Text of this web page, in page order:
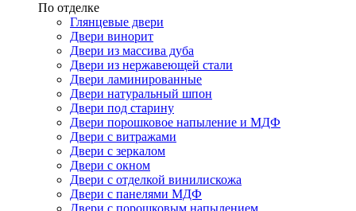
По отделке
Глянцевые двери
Двери винорит
Двери из массива дуба
Двери из нержавеющей стали
Двери ламинированные
Двери натуральный шпон
Двери под старину
Двери порошковое напыление и МДФ
Двери с витражами
Двери с зеркалом
Двери с окном
Двери с отделкой винилискожа
Двери с панелями МДФ
Двери с порошковым напылением